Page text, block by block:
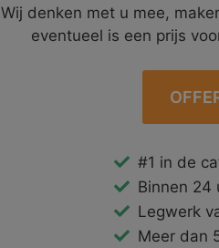
Wij denken met u mee,
eventueel is een prijs
#1 in de
Binnen 24
Legwerk
Meer dan